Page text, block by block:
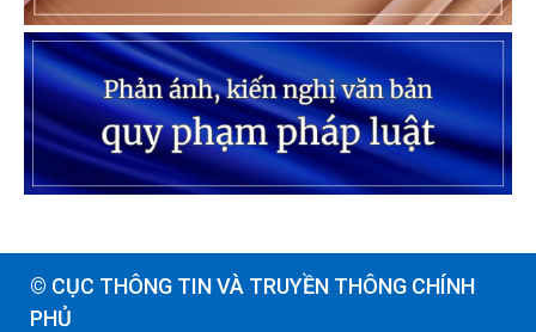
© CỤC THÔNG TIN VÀ TRUYỀN THÔNG CHÍNH
PHỦ